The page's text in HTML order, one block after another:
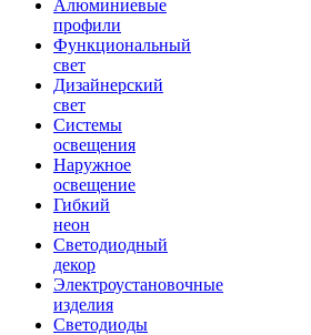
Алюминиевые
профили
Функциональный
свет
Дизайнерский
свет
Системы
освещения
Наружное
освещение
Гибкий
неон
Светодиодный
декор
Электроустановочные
изделия
Светодиоды